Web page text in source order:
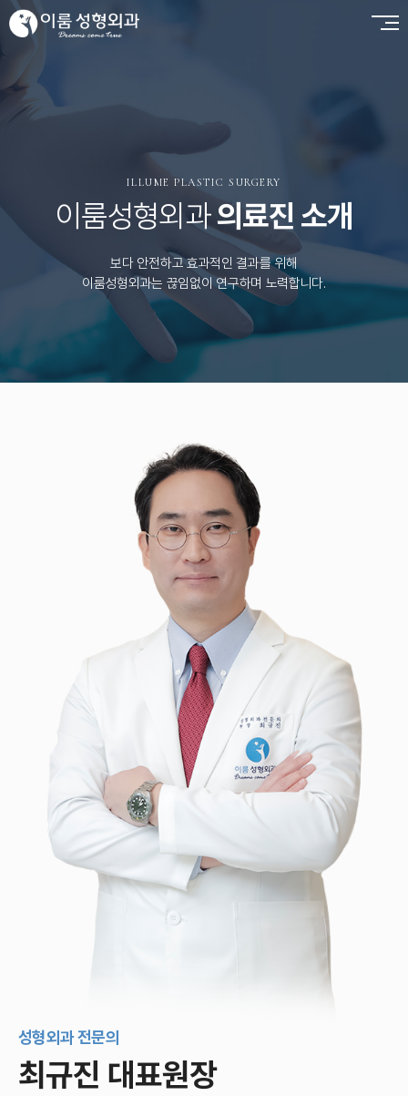
ILLUME PLASTIC SURGERY
이룸성형외과의료진 소개
보다 안전하고 효과적인 결과를 위해
이룸성형외과는 끊임없이 연구하며 노력합니다.
성형외과 전문의
최규진 대표원장